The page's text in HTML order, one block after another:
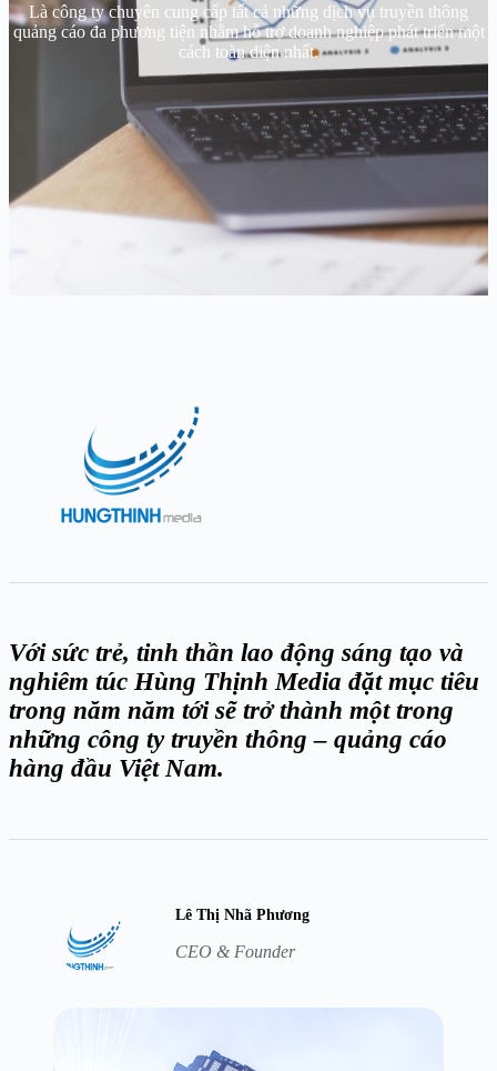
Là công ty chuyên cung cấp tất cả những dịch vụ truyền thông
quảng cáo đa phương tiện nhằm hỗ trợ doanh nghiệp phát triển một
cách toàn diện nhất.
Với sức trẻ, tinh thần lao động sáng tạo và
nghiêm túc Hùng Thịnh Media đặt mục tiêu
trong năm năm tới sẽ trở thành một trong
những công ty truyền thông – quảng cáo
hàng đầu Việt Nam.
Lê Thị Nhã Phương
CEO & Founder